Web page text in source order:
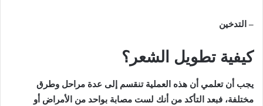
– التدخين
كيفية تطويل الشعر؟
يجب أن تعلمي أن هذه العملية تنقسم إلى عدة مراحل وطرق
مختلفة، فبعد التأكد من أنك لست مصابة بواحد من الأمراض أو